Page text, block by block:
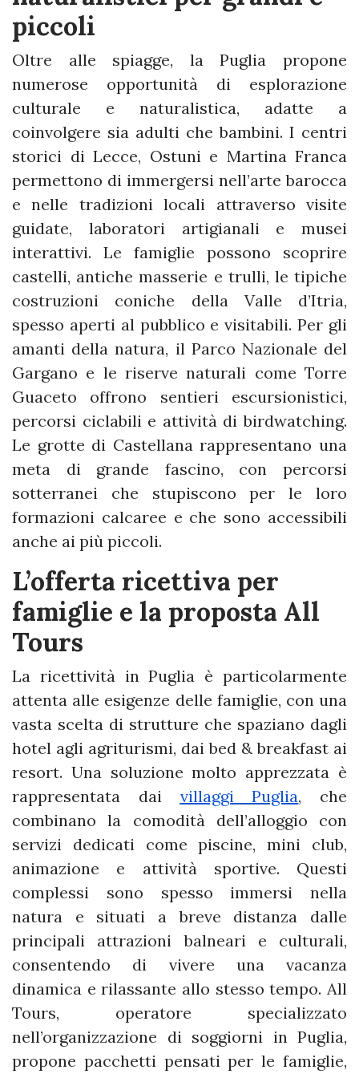
piccoli
Oltre alle spiagge, la Puglia propone
numerose opportunità di esplorazione
culturale e naturalistica, adatte a
coinvolgere sia adulti che bambini. I centri
storici di Lecce, Ostuni e Martina Franca
permettono di immergersi nell’arte barocca
e nelle tradizioni locali attraverso visite
guidate, laboratori artigianali e musei
interattivi. Le famiglie possono scoprire
castelli, antiche masserie e trulli, le tipiche
costruzioni coniche della Valle d’Itria,
spesso aperti al pubblico e visitabili. Per gli
amanti della natura, il Parco Nazionale del
Gargano e le riserve naturali come Torre
Guaceto offrono sentieri escursionistici,
percorsi ciclabili e attività di birdwatching.
Le grotte di Castellana rappresentano una
meta di grande fascino, con percorsi
sotterranei che stupiscono per le loro
formazioni calcaree e che sono accessibili
anche ai più piccoli.
L’offerta ricettiva per
famiglie e la proposta All
Tours
La ricettività in Puglia è particolarmente
attenta alle esigenze delle famiglie, con una
vasta scelta di strutture che spaziano dagli
hotel agli agriturismi, dai bed & breakfast ai
resort. Una soluzione molto apprezzata è
rappresentata dai villaggi Puglia, che
combinano la comodità dell’alloggio con
servizi dedicati come piscine, mini club,
animazione e attività sportive. Questi
complessi sono spesso immersi nella
natura e situati a breve distanza dalle
principali attrazioni balneari e culturali,
consentendo di vivere una vacanza
dinamica e rilassante allo stesso tempo. All
Tours, operatore specializzato
nell’organizzazione di soggiorni in Puglia,
propone pacchetti pensati per le famiglie,